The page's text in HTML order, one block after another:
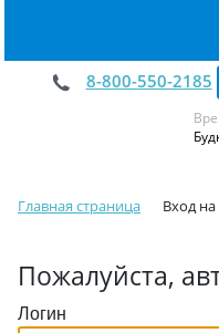
8-800-550-2185
Главная страница Вход на
Пожалуйста,
Логин